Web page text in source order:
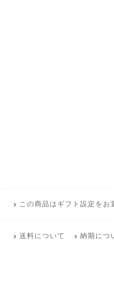
この商品はギフト設定をお
送料について 納期につ